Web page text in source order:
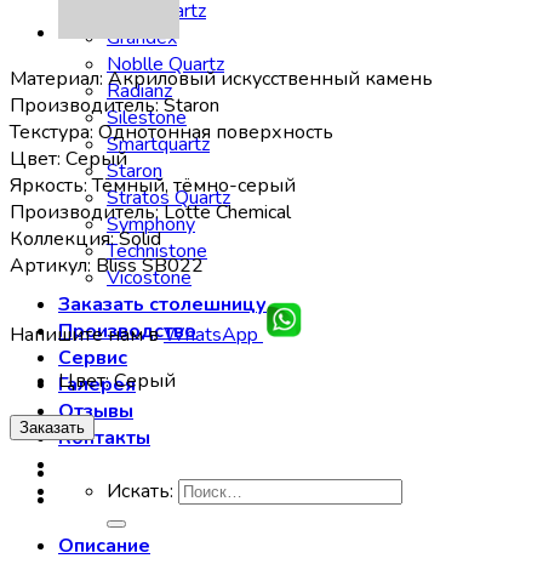
Etna Quartz
Grandex
Noblle Quartz
Radianz
Silestone
Smartquartz
Staron
Stratos Quartz
Symphony
Technistone
Vicostone
Заказать столешницу
Производство
Сервис
Галерея
Отзывы
Контакты
Искать:
Материал: Акриловый искусственный камень
Производитель: Staron
Текстура: Однотонная поверхность
Цвет: Серый
Яркость: Тёмный, тёмно-серый
Производитель: Lotte Chemical
Коллекция: Solid
Артикул: Bliss SB022
Напишите нам вWhatsApp
Цвет:Серый
Заказать
Описание